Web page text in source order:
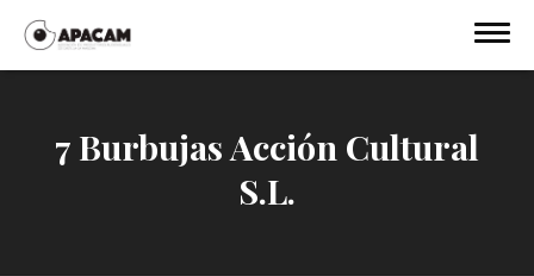
7 Burbujas Acción Cultural
S.L.